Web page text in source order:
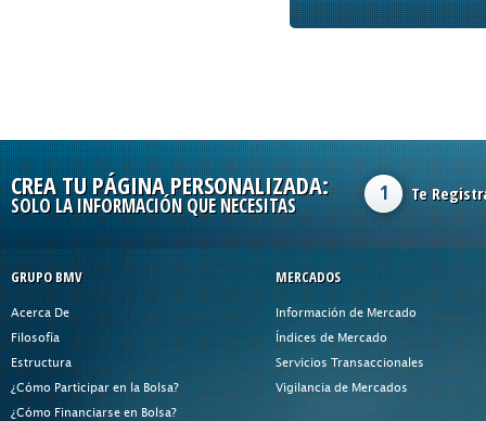
CREA TU PÁGINA PERSONALIZADA:
SOLO LA INFORMACIÓN QUE NECESITAS
1 Te
GRUPO BMV
Acerca De
Filosofía
Estructura
¿Cómo Participar en la Bolsa?
¿Cómo Financiarse en Bolsa?
MERCADOS
Información de Mercado
Índices de Mercado
Servicios Transaccionales
Vigilancia de Mercados